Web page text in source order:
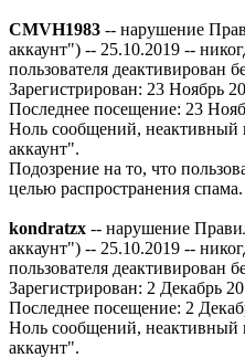
CMVH1983 -- нарушение
аккаунт") -- 25.10.2019 --
пользователя деактивирован
Зарегистрирован: 23 Ноябрь
Последнее посещение: 23
Ноль сообщений, неактивный
аккаунт".
Подозрение на то, что
целью распространения
kondratzx -- нарушение
аккаунт") -- 25.10.2019 --
пользователя деактивирован
Зарегистрирован: 2 Декабрь
Последнее посещение: 2
Ноль сообщений, неактивный
аккаунт".